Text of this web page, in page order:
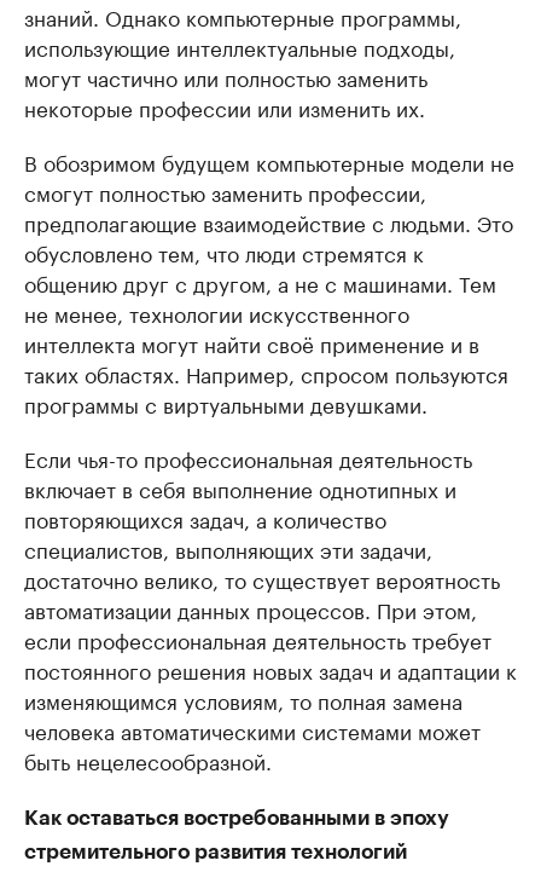
знаний. Однако компьютерные программы,
использующие интеллектуальные подходы,
могут частично или полностью заменить
некоторые профессии или изменить их.
В обозримом будущем компьютерные модели не
смогут полностью заменить профессии,
предполагающие взаимодействие с людьми. Это
обусловлено тем, что люди стремятся к
общению друг с другом, а не с машинами. Тем
не менее, технологии искусственного
интеллекта могут найти своё применение и в
таких областях. Например, спросом пользуются
программы с виртуальными девушками.
Если чья-то профессиональная деятельность
включает в себя выполнение однотипных и
повторяющихся задач, а количество
специалистов, выполняющих эти задачи,
достаточно велико, то существует вероятность
автоматизации данных процессов. При этом,
если профессиональная деятельность требует
постоянного решения новых задач и адаптации к
изменяющимся условиям, то полная замена
человека автоматическими системами может
быть нецелесообразной.
Как оставаться востребованными в эпоху
стремительного развития технологий